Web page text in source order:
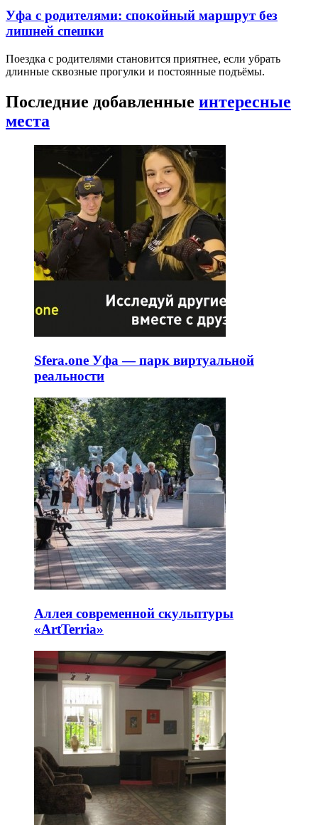
Уфа с родителями: спокойный маршрут без
лишней спешки
Поездка с родителями становится приятнее, если убрать
длинные сквозные прогулки и постоянные подъёмы.
Последние добавленные интересные
места
Sfera.one Уфа — парк виртуальной
реальности
Аллея современной скульптуры
«ArtTerria»